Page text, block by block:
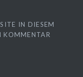
IN DIESEM
KOMMENTAR